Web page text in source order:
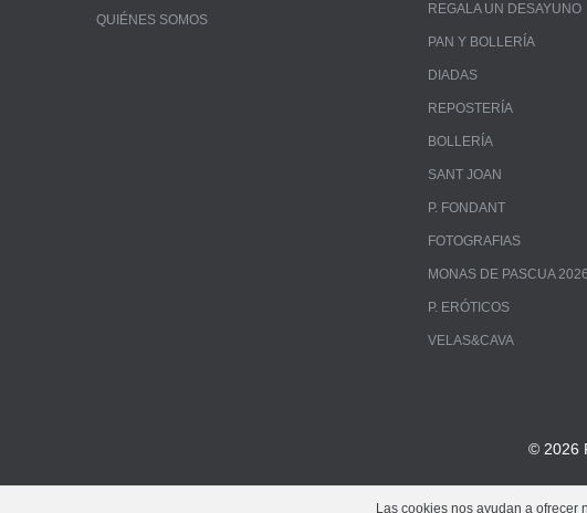
Las cookies nos ayudan a ofrecer
QUIÉNES SOMOS
© 2026
REGALA UN DESAYUNO
PAN Y BOLLERÍA
DIADAS
REPOSTERÍA
BOLLERÍA
SANT JOAN
P. FONDANT
FOTOGRAFIAS
MONAS DE PASCUA 2026
P. ERÓTICOS
VELAS&CAVA